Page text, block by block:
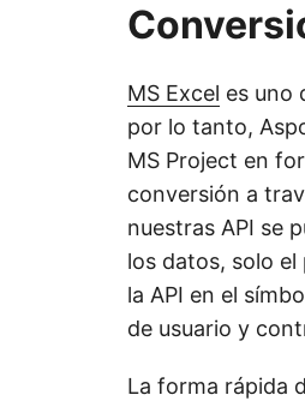
MS Excel es uno
por lo tanto,
MS Project en
conversión a
nuestras API se
los datos, solo el
la API en el
de usuario y
La forma rápida